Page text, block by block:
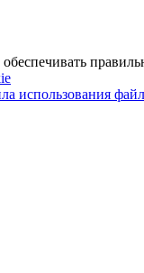
использования